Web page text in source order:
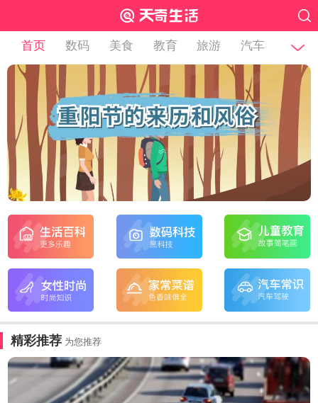
首页 数码 美食 教育 旅游 汽车
精彩推荐 为您推荐